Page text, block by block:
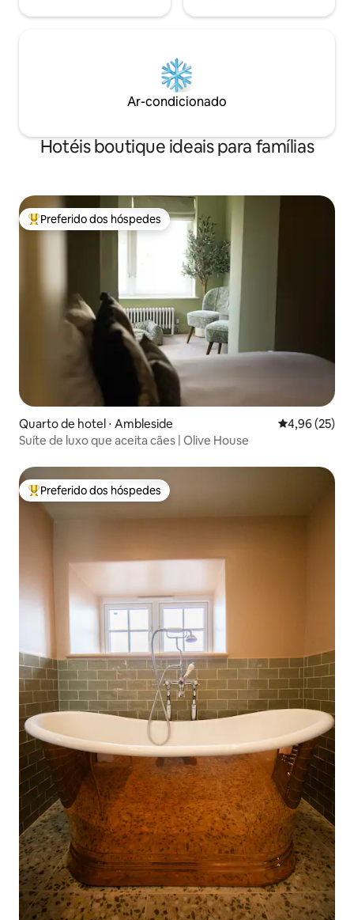
Ar-condicionado
Hotéis boutique ideais para famílias
Entre os melhores preferidos dos hóspedes
Preferido dos hóspedes
Quarto de hotel ⋅ Ambleside 4,96 de uma
4,96 (25)
Suíte de luxo que aceita cães | Olive House
Entre os melhores preferidos dos hóspedes
Preferido dos hóspedes